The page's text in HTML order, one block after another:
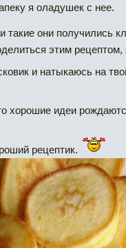
я оладушек с нее.
такие они получились
этим рецептом,
и натыкаюсь на
хорошие идеи
рецептик.